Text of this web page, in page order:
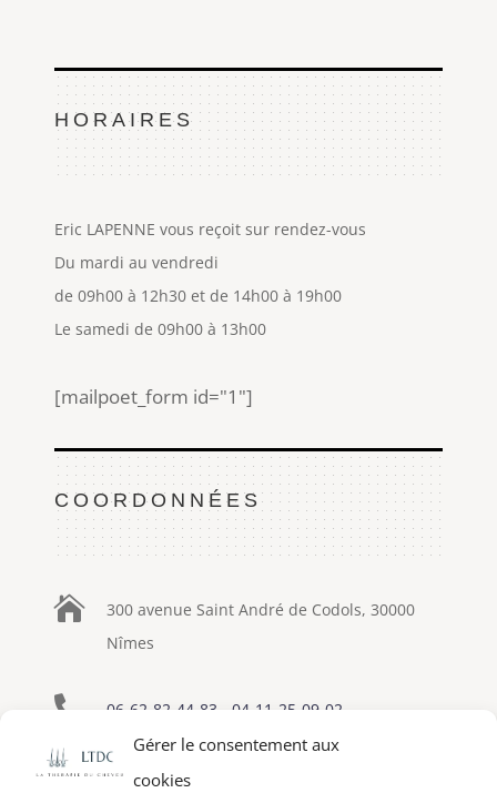
Gérer le consentement aux
cookies
HORAIRES
Eric LAPENNE vous reçoit sur rendez-vous
Du mardi au vendredi
de 09h00 à 12h30 et de 14h00 à 19h00
Le samedi de 09h00 à 13h00
[mailpoet_form id="1"]
COORDONNÉES

300 avenue Saint André de Codols, 30000
Nîmes
 06-62-82-44-83 04-11-25-09-02
 eric-lapenne@therapie-cheveu.fr